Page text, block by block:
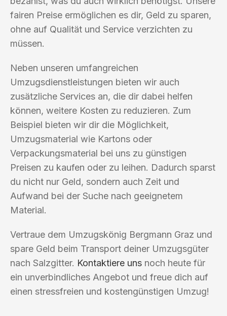
fairen Preise ermöglichen es dir, Geld zu sparen,
ohne auf Qualität und Service verzichten zu
müssen.
Neben unseren umfangreichen
Umzugsdienstleistungen bieten wir auch
zusätzliche Services an, die dir dabei helfen
können, weitere Kosten zu reduzieren. Zum
Beispiel bieten wir dir die Möglichkeit,
Umzugsmaterial wie Kartons oder
Verpackungsmaterial bei uns zu günstigen
Preisen zu kaufen oder zu leihen. Dadurch sparst
du nicht nur Geld, sondern auch Zeit und
Aufwand bei der Suche nach geeignetem
Material.
Vertraue dem Umzugskönig Bergmann Graz und
spare Geld beim Transport deiner Umzugsgüter
nach Salzgitter. Kontaktiere uns noch heute für
ein unverbindliches Angebot und freue dich auf
einen stressfreien und kostengünstigen Umzug!